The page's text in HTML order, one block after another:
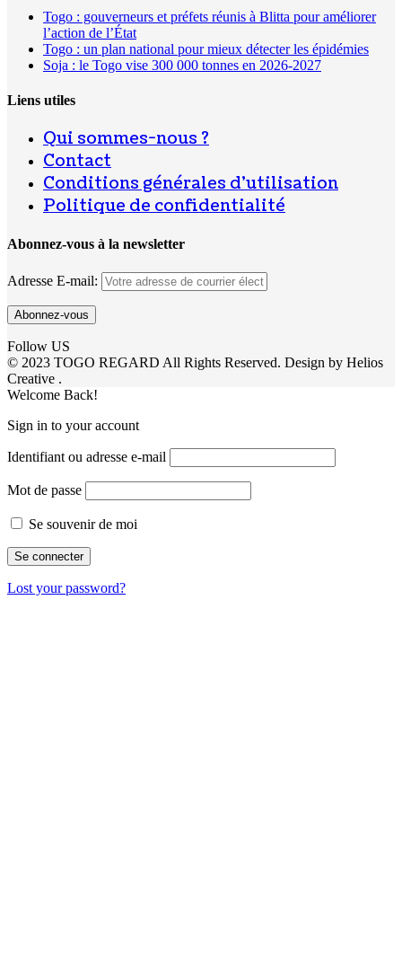
Togo : gouverneurs et préfets réunis à Blitta pour améliorer
l’action de l’État
Togo : un plan national pour mieux détecter les épidémies
Soja : le Togo vise 300 000 tonnes en 2026-2027
Liens utiles
Qui sommes-nous ?
Contact
Conditions générales d’utilisation
Politique de confidentialité
Abonnez-vous à la newsletter
Adresse E-mail:
Follow US
© 2023 TOGO REGARD All Rights Reserved. Design by Helios
Creative .
Welcome Back!
Sign in to your account
Identifiant ou adresse e-mail
Mot de passe
Se souvenir de moi
Lost your password?